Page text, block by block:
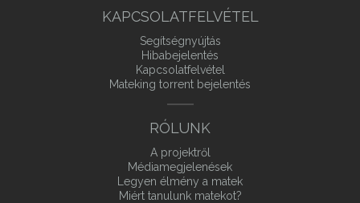
KAPCSOLATFELVÉTEL
Segítségnyújtás
Hibabejelentés
Kapcsolatfelvétel
Mateking torrent bejelentés
RÓLUNK
A projektről
Médiamegjelenések
Legyen élmény a matek
Miért tanulunk matekot?